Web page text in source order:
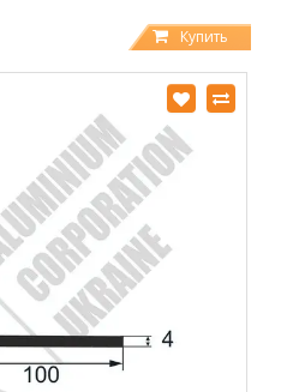
Купить